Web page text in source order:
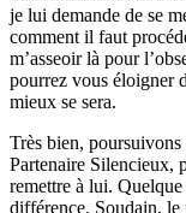
je lui demande de se
comment il faut
m’asseoir là pour
pourrez vous éloigner
mieux se sera.
Très bien, poursuivons
Partenaire Silencieux,
remettre à lui. Quelque
différence. Soudain, le